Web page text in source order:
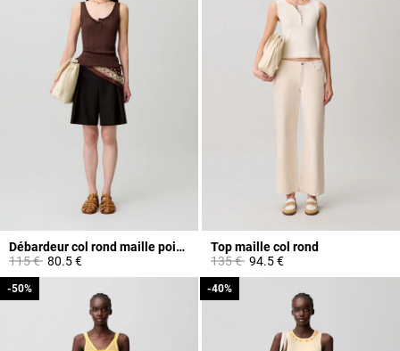
Débardeur col rond maille pointelle
Prix réduit à partir de
115 €à80.5 €
Top maille col rond
Prix réduit à partir de
135 €à94.5 €
-50%
-50% -40%
-40%